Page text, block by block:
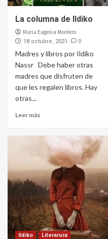
La columna de Ildiko
Maria Eugenia Montero
18 octubre, 2021 0
Madres y libros por Ildiko
Nassr Debe haber otras
madres que disfruten de
que les regalen libros. Hay
otras...
Leer más
Ildiko Literarura